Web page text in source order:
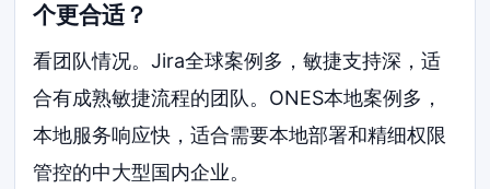
个更合适？
看团队情况。Jira全球案例多，敏捷支持深，适
合有成熟敏捷流程的团队。ONES本地案例多，
本地服务响应快，适合需要本地部署和精细权限
管控的中大型国内企业。